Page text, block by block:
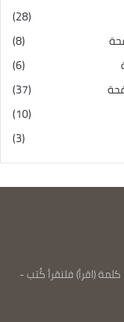
(28)
(8)
(6)
(37)
(10)
(3)
(اقرأ) فلنقرأ كُتب -